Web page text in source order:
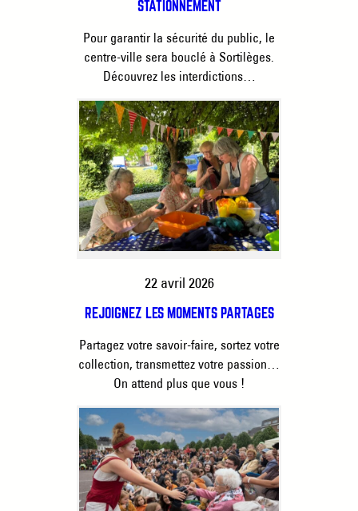
STATIONNEMENT
Pour garantir la sécurité du public, le
centre-ville sera bouclé à Sortilèges.
Découvrez les interdictions…
22 avril 2026
REJOIGNEZ LES MOMENTS PARTAGÉS
Partagez votre savoir-faire, sortez votre
collection, transmettez votre passion…
On attend plus que vous !